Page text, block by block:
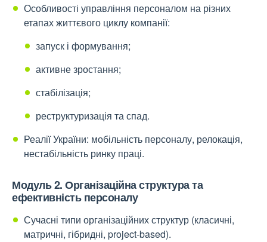
Особливості управління персоналом на різних
етапах життєвого циклу компанії:
запуск і формування;
активне зростання;
стабілізація;
реструктуризація та спад.
Реалії України: мобільність персоналу, релокація,
нестабільність ринку праці.
Модуль 2. Організаційна структура та
ефективність персоналу
Сучасні типи організаційних структур (класичні,
матричні, гібридні, project-based).